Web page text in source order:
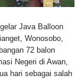
Java Balloon
Wonosobo,
72 balon
Negeri di Awan,
hari sebagai salah